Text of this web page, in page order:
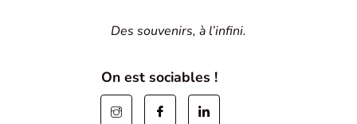
Des souvenirs, à l’infini.
On est sociables !